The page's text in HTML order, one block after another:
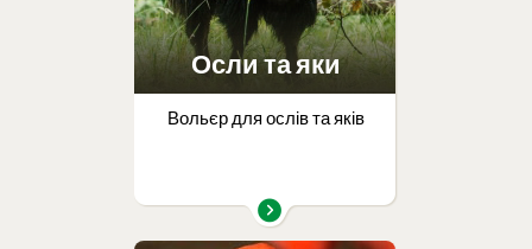
Осли та яки
Вольєр для ослів та яків